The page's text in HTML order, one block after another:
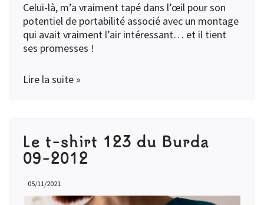
Celui-là, m’a vraiment tapé dans l’œil pour son
potentiel de portabilité associé avec un montage
qui avait vraiment l’air intéressant… et il tient
ses promesses !
Lire la suite »
Le t-shirt 123 du Burda
09-2012
05/11/2021